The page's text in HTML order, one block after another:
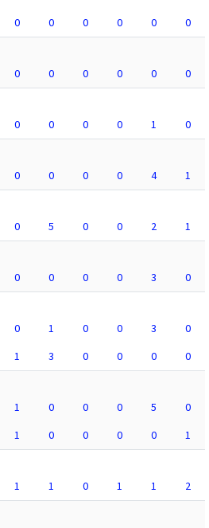
0 0 0 0 0
0
0 0 0 0 0
0
0 0 0 0 1
0
0 0 0 0 4
1
0 5 0 0 2
1
0 0 0 0 3
0
0 1 0 0 3
0
1 3 0 0 0
0
1 0 0 0 5
0
1 0 0 0 0
1
1 1 0 1 1
2